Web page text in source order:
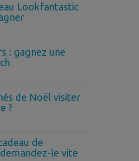
Lookfantastic
: gagnez une
de Noël visiter
?
de
le vite